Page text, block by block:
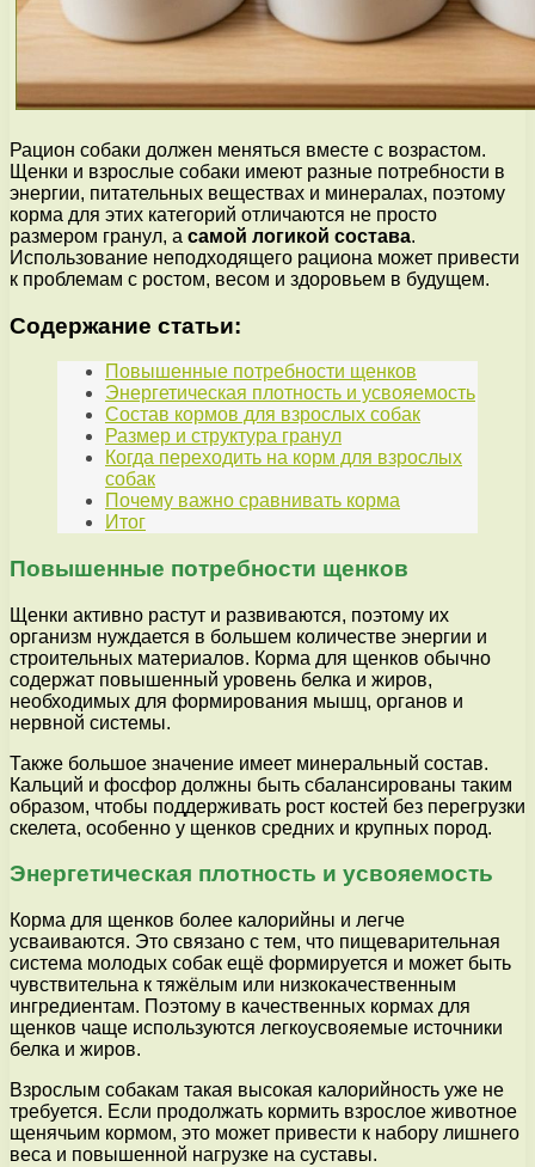
Рацион собаки должен меняться вместе с возрастом.
Щенки и взрослые собаки имеют разные потребности в
энергии, питательных веществах и минералах, поэтому
корма для этих категорий отличаются не просто
размером гранул, а самой логикой состава.
Использование неподходящего рациона может привести
к проблемам с ростом, весом и здоровьем в будущем.
Содержание статьи:
Повышенные потребности щенков
Энергетическая плотность и усвояемость
Состав кормов для взрослых собак
Размер и структура гранул
Когда переходить на корм для взрослых
собак
Почему важно сравнивать корма
Итог
Повышенные потребности щенков
Щенки активно растут и развиваются, поэтому их
организм нуждается в большем количестве энергии и
строительных материалов. Корма для щенков обычно
содержат повышенный уровень белка и жиров,
необходимых для формирования мышц, органов и
нервной системы.
Также большое значение имеет минеральный состав.
Кальций и фосфор должны быть сбалансированы таким
образом, чтобы поддерживать рост костей без перегрузки
скелета, особенно у щенков средних и крупных пород.
Энергетическая плотность и усвояемость
Корма для щенков более калорийны и легче
усваиваются. Это связано с тем, что пищеварительная
система молодых собак ещё формируется и может быть
чувствительна к тяжёлым или низкокачественным
ингредиентам. Поэтому в качественных кормах для
щенков чаще используются легкоусвояемые источники
белка и жиров.
Взрослым собакам такая высокая калорийность уже не
требуется. Если продолжать кормить взрослое животное
щенячьим кормом, это может привести к набору лишнего
веса и повышенной нагрузке на суставы.